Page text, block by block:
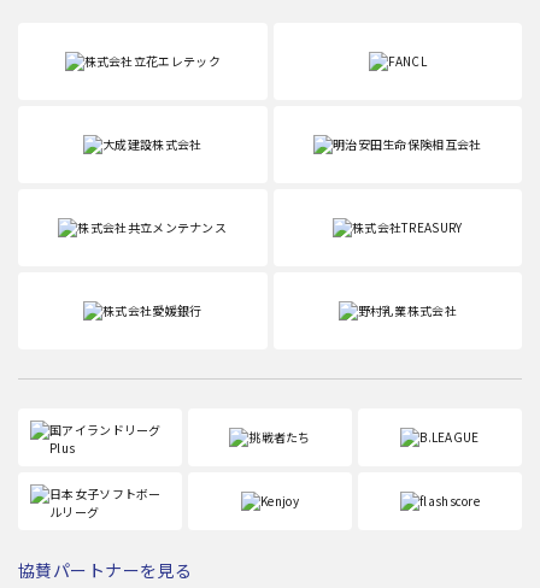
協賛パートナーを見る